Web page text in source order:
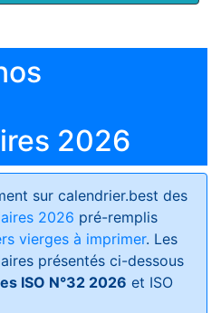
2026
sur calendrier.best des
2026 pré-remplis
vierges à imprimer. Les
présentés ci-dessous
ISO N°32 2026 et ISO